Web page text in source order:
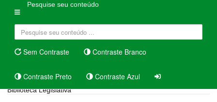
Pesquise seu conteúdo
Sem Contraste Contraste Branco
Contraste Preto Contraste Azul
Biblioteca Legislativa